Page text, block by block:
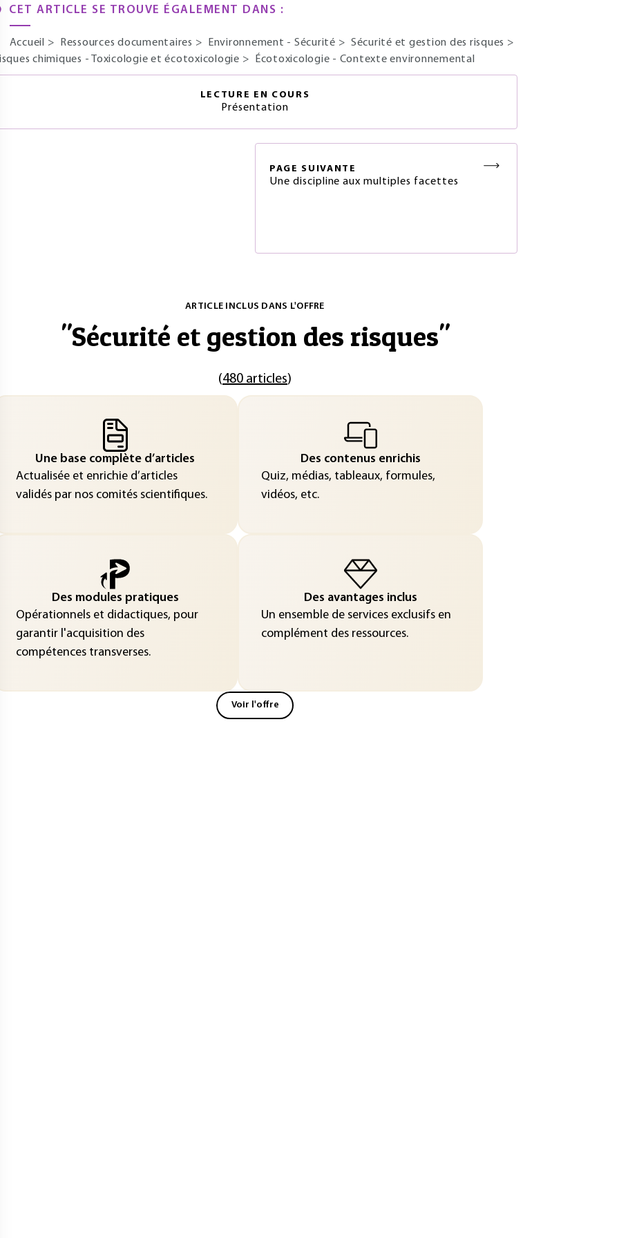
CET ARTICLE SE TROUVE ÉGALEMENT DANS :
Accueil > Ressources documentaires > Environnement - Sécurité > Sécurité et gestion des risques >
chimiques - Toxicologie et écotoxicologie > Écotoxicologie - Contexte environnemental
LECTURE EN COURS
Présentation
PAGE SUIVANTE
Une discipline aux multiples facettes
ARTICLE INCLUS DANS L'OFFRE
"Sécurité et gestion des risques"
(480 articles)
Une base complète d’articles
Actualisée et enrichie d’articles
validés par nos comités scientifiques.
Des contenus enrichis
Quiz, médias, tableaux, formules,
vidéos, etc.
Des modules pratiques
Opérationnels et didactiques, pour
garantir l'acquisition des
compétences transverses.
Des avantages inclus
Un ensemble de services exclusifs en
complément des ressources.
Voir l'offre